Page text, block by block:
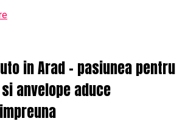
in Arad – pasiunea pentru
anvelope aduce